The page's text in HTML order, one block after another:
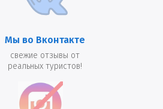
Мы во Вконтакте
свежие отзывы от
реальных туристов!